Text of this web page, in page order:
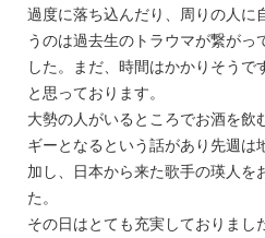
過度に落ち込んだり、周りの人に
うのは過去生のトラウマが繋がっ
した。まだ、時間はかかりそう
と思っております。
大勢の人がいるところでお酒を飲
ギーとなるという話があり先週は
加し、日本から来た歌手の瑛人を
た。
その日はとても充実しておりまし